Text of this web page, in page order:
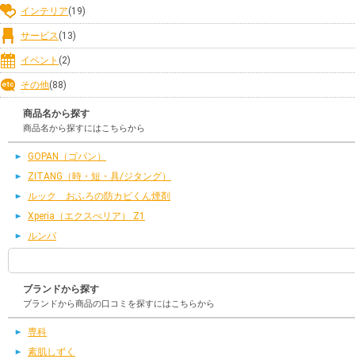
インテリア(19)
サービス(13)
イベント (2)
その他(88)
商品名から探す
商品名から探すにはこちらから
GOPAN（ゴパン）
ZITANG（時・短・具/ジタング）
ルック おふろの防カビくん煙剤
Xperia（エクスぺリア） Z1
ルンバ
ブランドから探す
ブランドから商品の口コミを探すにはこちらから
専科
素肌しずく